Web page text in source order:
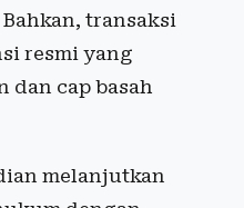
transaksi
resmi yang
dan cap basah
melanjutkan